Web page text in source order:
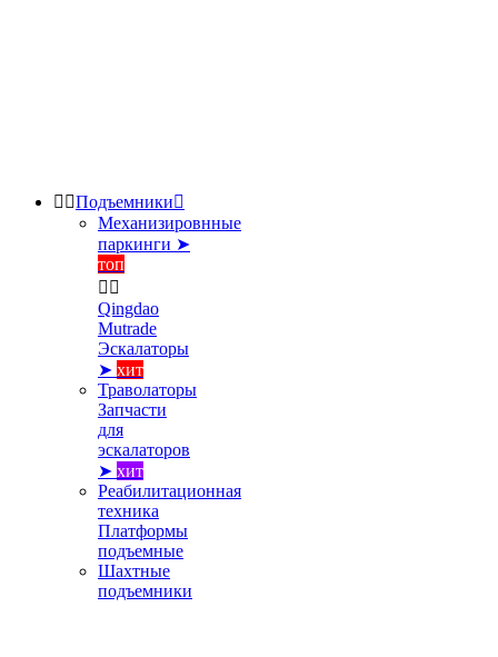
 Подъемники
Механизировнные
паркинги ➤
топ
 
Qingdao
Mutrade
Эскалаторы
➤ хит
Траволаторы
Запчасти
для
эскалаторов
➤ хит
Реабилитационная
техника
Платформы
подъемные
Шахтные
подъемники